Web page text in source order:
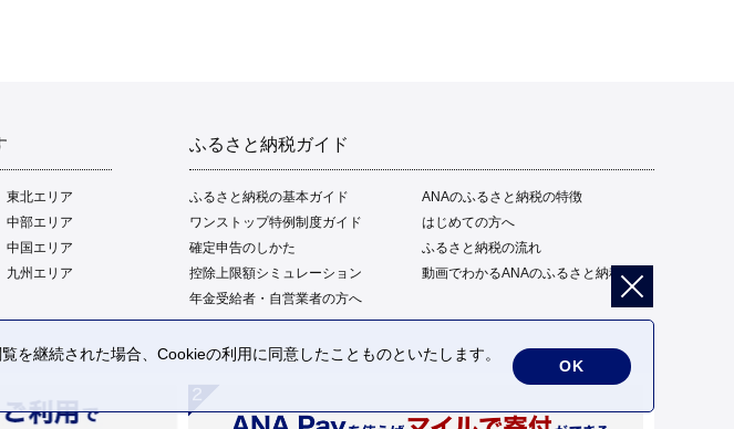
東北エリア
中部エリア
中国エリア
九州エリア
ふるさと納税ガイド
ふるさと納税の基本ガイド
ANAのふるさと納税の特徴
ワンストップ特例制度ガイド
はじめての方へ
確定申告のしかた
ふるさと納税の流れ
控除上限額シミュレーション
動画でわかるANAのふるさと納税
年金受給者・自営業者の方へ
継続された場合、Cookieの利用に同意したことものといたします。
OK